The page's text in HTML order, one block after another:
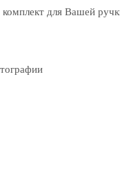
для Вашей